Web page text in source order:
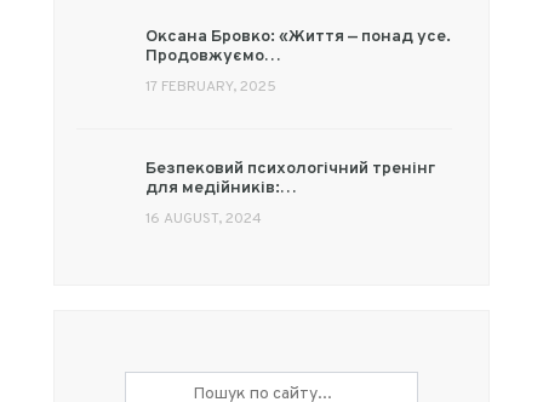
Оксана Бровко: «Життя — понад усе.
Продовжуємо…
17 FEBRUARY, 2025
Безпековий психологічний тренінг
для медійників:…
16 AUGUST, 2024